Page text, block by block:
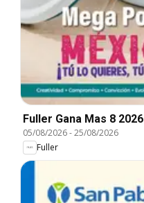
Fuller Gana Mas 8 2026
05/08/2026-25/08/2026
Fuller